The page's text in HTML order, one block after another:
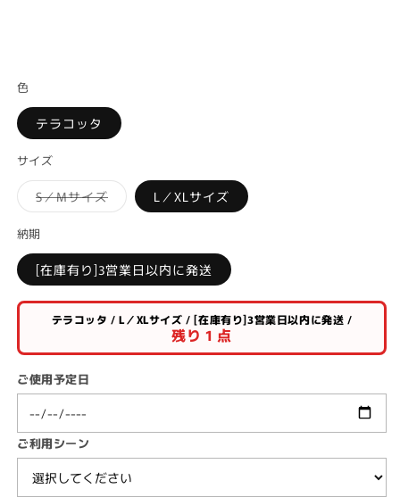
色
テラコッタ
サイズ
S／MサイズVariant
sold
L／XLサイズ
納期
[在庫有り]3営業日以内に発送
テラコッタ / L／XLサイズ / [在庫有り]3営業日以内に発送 /
残り 1 点
ご使用予定日
ご利用シーン